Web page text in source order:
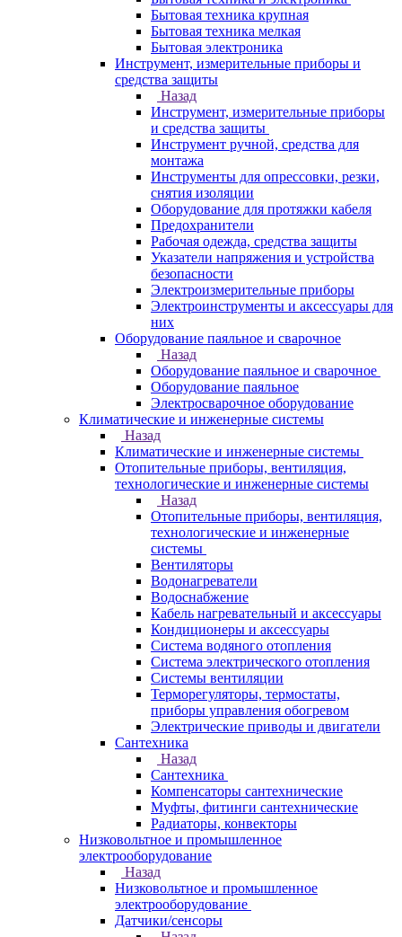
Бытовая техника крупная
Бытовая техника мелкая
Бытовая электроника
Инструмент, измерительные приборы и
средства защиты
Назад
Инструмент, измерительные приборы
и средства защиты
Инструмент ручной, средства для
монтажа
Инструменты для опрессовки, резки,
снятия изоляции
Оборудование для протяжки кабеля
Предохранители
Рабочая одежда, средства защиты
Указатели напряжения и устройства
безопасности
Электроизмерительные приборы
Электроинструменты и аксессуары для
них
Оборудование паяльное и сварочное
Назад
Оборудование паяльное и сварочное
Оборудование паяльное
Электросварочное оборудование
Климатические и инженерные системы
Назад
Климатические и инженерные системы
Отопительные приборы, вентиляция,
технологические и инженерные системы
Назад
Отопительные приборы, вентиляция,
технологические и инженерные
системы
Вентиляторы
Водонагреватели
Водоснабжение
Кабель нагревательный и аксессуары
Кондиционеры и аксессуары
Система водяного отопления
Система электрического отопления
Системы вентиляции
Терморегуляторы, термостаты,
приборы управления обогревом
Электрические приводы и двигатели
Сантехника
Назад
Сантехника
Компенсаторы сантехнические
Муфты, фитинги сантехнические
Радиаторы, конвекторы
Низковольтное и промышленное
электрооборудование
Назад
Низковольтное и промышленное
электрооборудование
Датчики/сенсоры